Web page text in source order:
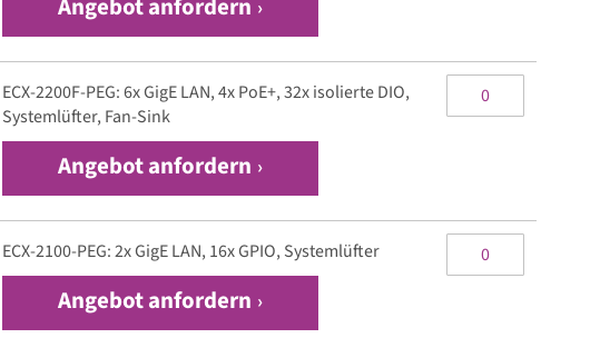
Angebot anfordern
ECX-2200F-PEG: 6x GigE LAN, 4x PoE+, 32x isolierte DIO,
Systemlüfter, Fan-Sink
Angebot anfordern
ECX-2100-PEG: 2x GigE LAN, 16x GPIO, Systemlüfter
Angebot anfordern